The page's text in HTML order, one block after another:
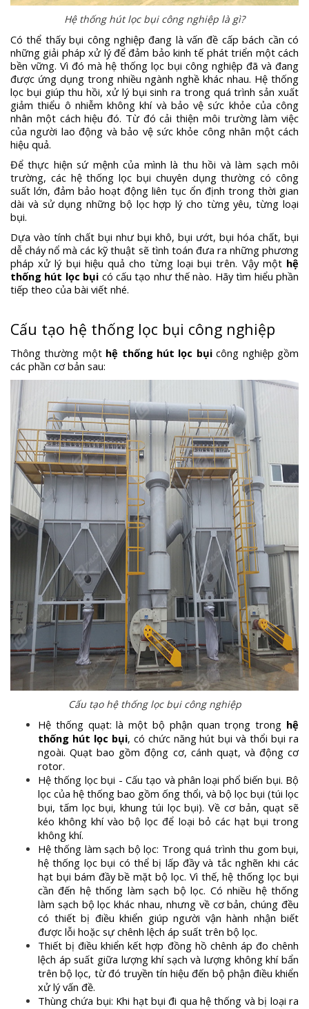
Hệ thống hút lọc bụi công nghiệp là gì?
Có thể thấy bụi công nghiệp đang là vấn đề cấp bách cần có
những giải pháp xử lý để đảm bảo kinh tế phát triển một cách
bền vững. Vì đó mà hệ thống lọc bụi công nghiệp đã và đang
được ứng dụng trong nhiều ngành nghề khác nhau. Hệ thống
lọc bụi giúp thu hồi, xử lý bụi sinh ra trong quá trình sản xuất
giảm thiểu ô nhiễm không khí và bảo vệ sức khỏe của công
nhân một cách hiệu đó. Từ đó cải thiện môi trường làm việc
của người lao động và bảo vệ sức khỏe công nhân một cách
hiệu quả.
Để thực hiện sứ mệnh của mình là thu hồi và làm sạch môi
trường, các hệ thống lọc bụi chuyên dụng thường có công
suất lớn, đảm bảo hoạt động liên tục ổn định trong thời gian
dài và sử dụng những bộ lọc hợp lý cho từng yêu, từng loại
bụi.
Dựa vào tính chất bụi như bụi khô, bụi ướt, bụi hóa chất, bụi
dễ cháy nổ mà các kỹ thuật sẽ tình toán đưa ra những phương
pháp xử lý bụi hiệu quả cho từng loại bụi trên. Vậy một hệ
thống hút lọc bụi có cấu tạo như thế nào. Hãy tìm hiểu phần
tiếp theo của bài viết nhé.
Cấu tạo hệ thống lọc bụi công nghiệp
Thông thường mộthệ thống hút lọc bụicông nghiệp gồm
các phần cơ bản sau:
Cấu tạo hệ thống lọc bụi công nghiệp
Hệ thống quạt: là một bộ phận quan trọng trong hệ
thống hút lọc bụi, có chức năng hút bụi và thổi bụi ra
ngoài. Quạt bao gồm động cơ, cánh quạt, và động cơ
rotor.
Hệ thống lọc bụi - Cấu tạo và phân loại phổ biến bụi. Bộ
lọc của hệ thống bao gồm ống thổi, và bộ lọc bụi (túi lọc
bụi, tấm lọc bụi, khung túi lọc bụi). Về cơ bản, quạt sẽ
kéo không khí vào bộ lọc để loại bỏ các hạt bụi trong
không khí.
Hệ thống làm sạch bộ lọc: Trong quá trình thu gom bụi,
hệ thống lọc bụi có thể bị lấp đầy và tắc nghẽn khi các
hạt bụi bám đầy bề mặt bộ lọc. Vì thế, hệ thống lọc bụi
cần đến hệ thống làm sạch bộ lọc. Có nhiều hệ thống
làm sạch bộ lọc khác nhau, nhưng về cơ bản, chúng đều
có thiết bị điều khiển giúp người vận hành nhận biết
được lỗi hoặc sự chênh lệch áp suất trên bộ lọc.
Thiết bị điều khiển kết hợp đồng hồ chênh áp đo chênh
lệch áp suất giữa lượng khí sạch và lượng không khí bẩn
trên bộ lọc, từ đó truyền tín hiệu đến bộ phận điều khiển
xử lý vấn đề.
Thùng chứa bụi: Khi hạt bụi đi qua hệ thống và bị loại ra